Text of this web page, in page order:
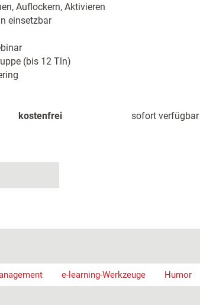
Auflockern, Aktivieren
einsetzbar
(bis 12 Tln)
kostenfrei sofort verfügbar
e-learning-Werkzeuge Humor